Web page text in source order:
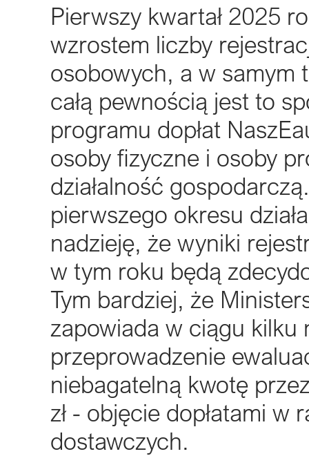
Pierwszy kwartał 2025
wzrostem liczby
osobowych, a w samym
całą pewnością jest to
programu dopłat
osoby fizyczne i osoby
działalność
pierwszego okresu
nadzieję, że wyniki
w tym roku będą
Tym bardziej, że
zapowiada w ciągu kilku
przeprowadzenie
niebagatelną kwotę
zł - objęcie dopłatami
dostawczych.